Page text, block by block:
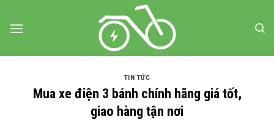
qua
TIN TỨC
Mua xe điện 3 bánh chính hãng giá tốt,
giao hàng tận nơi